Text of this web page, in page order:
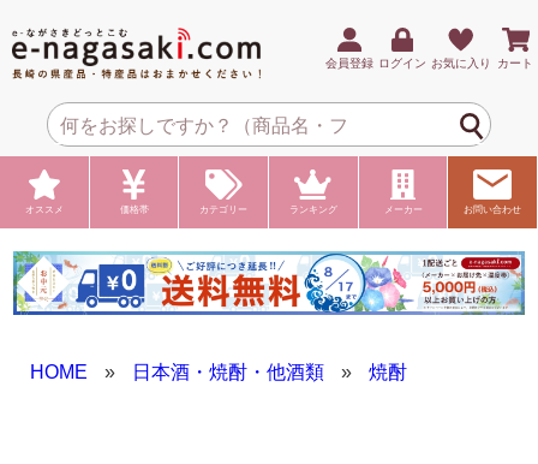
会員登録 ログイン お気に入り カート
オススメ 価格帯 カテゴリー ランキング メーカー お問い合わせ
HOME » 日本酒・焼酎・他酒類 » 焼酎